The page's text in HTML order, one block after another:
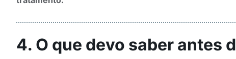
4. O que devo saber antes